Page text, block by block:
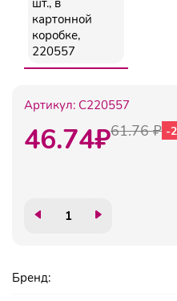
Артикул: C220557
46.74₽61.76 ₽ -
Бренд: